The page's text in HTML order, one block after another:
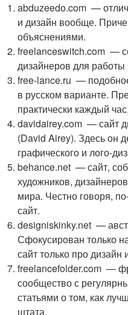
abduzeedo.com —
и дизайн вообще.
объяснениями.
freelanceswitch.com —
дизайнеров для
free-lance.ru —
в русском варианте.
практически каждый
davidairey.com — сайт
(David Airey). Здесь он
графического и лого-
behance.net — сайт,
художников,
мира. Честно говоря,
сайт.
designiskinky.net —
Сфокусирован только
сайт только про дизайн
freelancefolder.com —
сообщество с
статьями о том, как
штата.